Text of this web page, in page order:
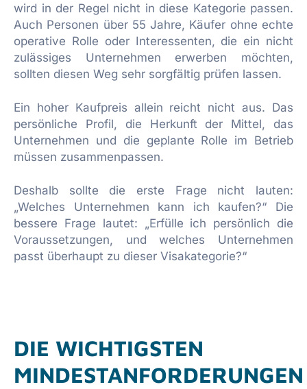
wird in der Regel nicht in diese Kategorie passen.
Auch Personen über 55 Jahre, Käufer ohne echte
operative Rolle oder Interessenten, die ein nicht
zulässiges Unternehmen erwerben möchten,
sollten diesen Weg sehr sorgfältig prüfen lassen.
Ein hoher Kaufpreis allein reicht nicht aus. Das
persönliche Profil, die Herkunft der Mittel, das
Unternehmen und die geplante Rolle im Betrieb
müssen zusammenpassen.
Deshalb sollte die erste Frage nicht lauten:
„Welches Unternehmen kann ich kaufen?“ Die
bessere Frage lautet: „Erfülle ich persönlich die
Voraussetzungen, und welches Unternehmen
passt überhaupt zu dieser Visakategorie?“
DIE WICHTIGSTEN
MINDESTANFORDERUNGEN